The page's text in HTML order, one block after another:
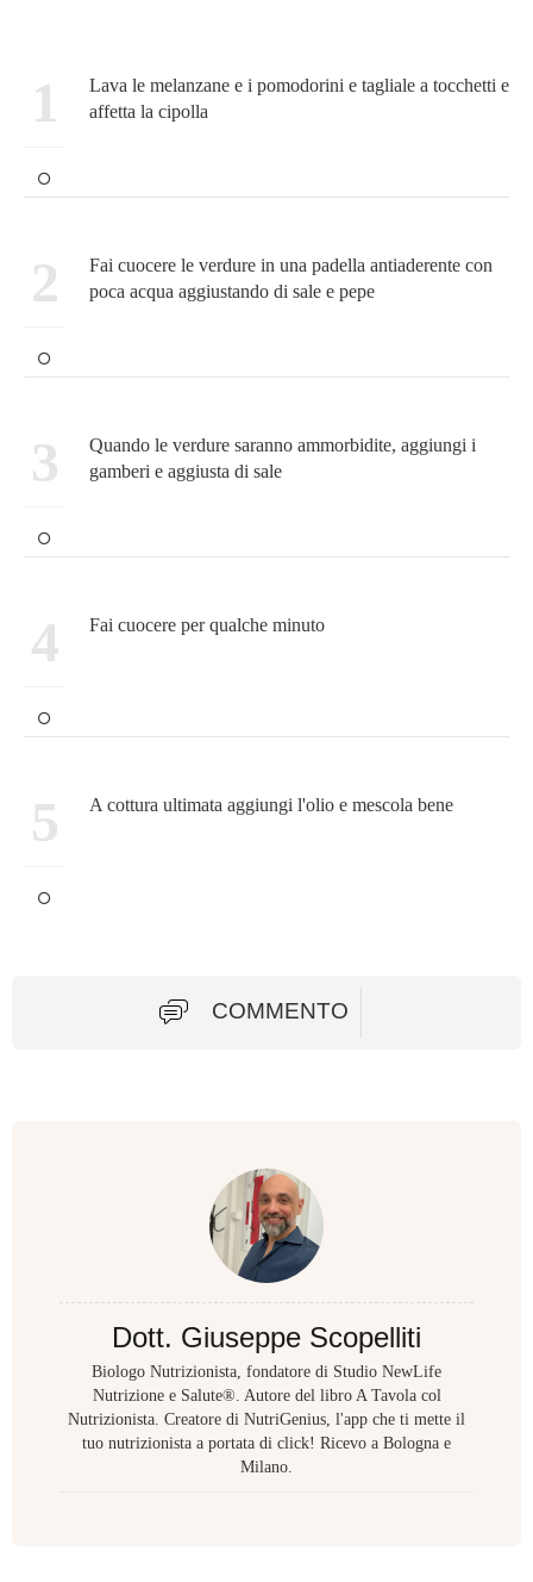
1
Lava le melanzane e i pomodorini e tagliale a tocchetti e
affetta la cipolla
2
Fai cuocere le verdure in una padella antiaderente con
poca acqua aggiustando di sale e pepe
3
Quando le verdure saranno ammorbidite, aggiungi i
gamberi e aggiusta di sale
4 Fai cuocere per qualche minuto
5 A cottura ultimata aggiungi l'olio e mescola bene
COMMENTO
Dott. Giuseppe Scopelliti
Biologo Nutrizionista, fondatore di Studio NewLife
Nutrizione e Salute®. Autore del libro A Tavola col
Nutrizionista. Creatore di NutriGenius, l'app che ti mette il
tuo nutrizionista a portata di click! Ricevo a Bologna e
Milano.